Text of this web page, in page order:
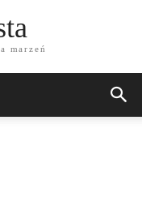
marzeń